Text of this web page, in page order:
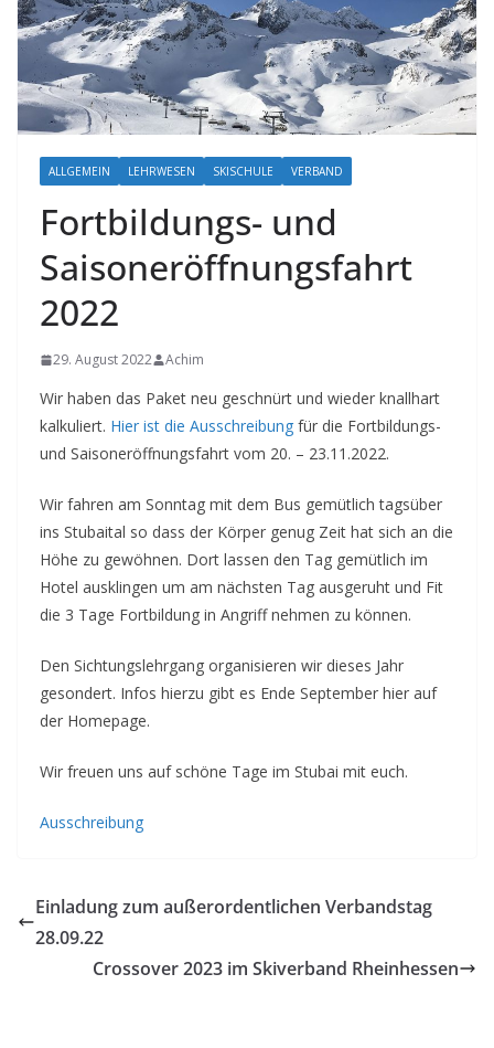
ALLGEMEIN LEHRWESEN SKISCHULE VERBAND
Fortbildungs- und
Saisoneröffnungsfahrt
2022
29. August 2022 Achim
Wir haben das Paket neu geschnürt und wieder knallhart
kalkuliert. Hier ist die Ausschreibung für die Fortbildungs-
und Saisoneröffnungsfahrt vom 20. – 23.11.2022.
Wir fahren am Sonntag mit dem Bus gemütlich tagsüber
ins Stubaital so dass der Körper genug Zeit hat sich an die
Höhe zu gewöhnen. Dort lassen den Tag gemütlich im
Hotel ausklingen um am nächsten Tag ausgeruht und Fit
die 3 Tage Fortbildung in Angriff nehmen zu können.
Den Sichtungslehrgang organisieren wir dieses Jahr
gesondert. Infos hierzu gibt es Ende September hier auf
der Homepage.
Wir freuen uns auf schöne Tage im Stubai mit euch.
Ausschreibung
Einladung zum außerordentlichen Verbandstag
28.09.22
Crossover 2023 im Skiverband Rheinhessen